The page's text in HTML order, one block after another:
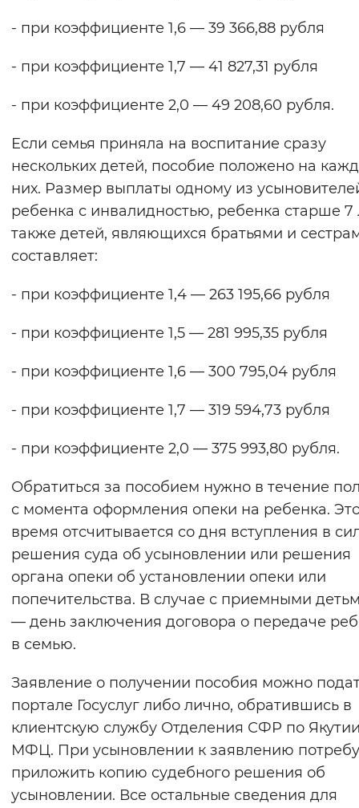
- при коэффициенте 1,6 — 39 366,88 рубля
- при коэффициенте 1,7 — 41 827,31 рубля
- при коэффициенте 2,0 — 49 208,60 рубля.
Если семья приняла на воспитание сразу
нескольких детей, пособие положено на
них. Размер выплаты одному из
ребенка с инвалидностью, ребенка старше 7
также детей, являющихся братьями и
составляет:
- при коэффициенте 1,4 — 263 195,66 рубля
- при коэффициенте 1,5 — 281 995,35 рубля
- при коэффициенте 1,6 — 300 795,04 рубля
- при коэффициенте 1,7 — 319 594,73 рубля
- при коэффициенте 2,0 — 375 993,80 рубля.
Обратиться за пособием нужно в течение
с момента оформления опеки на ребенка.
время отсчитывается со дня вступления в
решения суда об усыновлении или решения
органа опеки об установлении опеки или
попечительства. В случае с приемными
— день заключения договора о передаче
в семью.
Заявление о получении пособия можно
портале Госуслуг либо лично, обратившись в
клиентскую службу Отделения СФР по
МФЦ. При усыновлении к заявлению
приложить копию судебного решения об
усыновлении. Все остальные сведения для